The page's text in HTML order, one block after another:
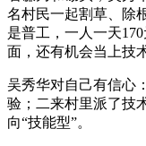
名村民一起割草、除
是普工，一人一天
面，还有机会当上技
吴秀华对自己有信心
验；二来村里派了技
向“技能型”。